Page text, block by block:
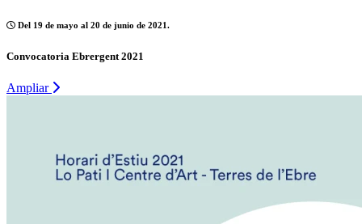
Del 19 de mayo al 20 de junio de 2021.
Convocatoria Ebrergent 2021
Ampliar